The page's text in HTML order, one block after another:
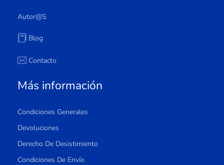
Autor@s
Blog
Contacto
Más información
Condiciones Generales
Devoluciones
Derecho De Desistimiento
Condiciones De Envío